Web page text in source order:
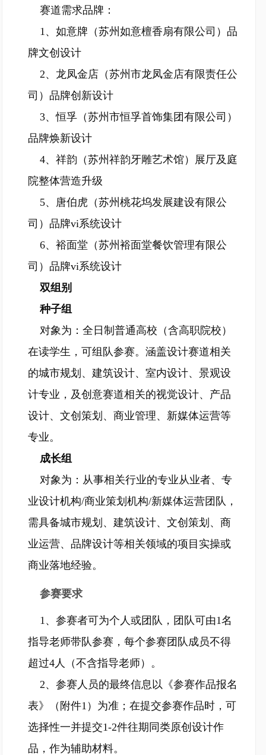
赛道需求品牌：
1、如意牌（苏州如意檀香扇有限公司）品
牌文创设计
2、龙凤金店（苏州市龙凤金店有限责任公
司）品牌创新设计
3、恒孚（苏州市恒孚首饰集团有限公司）
品牌焕新设计
4、祥韵（苏州祥韵牙雕艺术馆）展厅及庭
院整体营造升级
5、唐伯虎（苏州桃花坞发展建设有限公
司）品牌vi系统设计
6、裕面堂（苏州裕面堂餐饮管理有限公
司）品牌vi系统设计
双组别
种子组
对象为：全日制普通高校（含高职院校）
在读学生，可组队参赛。涵盖设计赛道相关
的城市规划、建筑设计、室内设计、景观设
计专业，及创意赛道相关的视觉设计、产品
设计、文创策划、商业管理、新媒体运营等
专业。
成长组
对象为：从事相关行业的专业从业者、专
业设计机构/商业策划机构/新媒体运营团队，
需具备城市规划、建筑设计、文创策划、商
业运营、品牌设计等相关领域的项目实操或
商业落地经验。
参赛要求
1、参赛者可为个人或团队，团队可由1名
指导老师带队参赛，每个参赛团队成员不得
超过4人（不含指导老师）。
2、参赛人员的最终信息以《参赛作品报名
表》（附件1）为准；在提交参赛作品时，可
选择性一并提交1-2件往期同类原创设计作
品，作为辅助材料。